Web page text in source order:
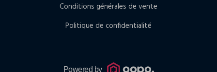
Conditions générales de vente
Politique de confidentialité
Powered by